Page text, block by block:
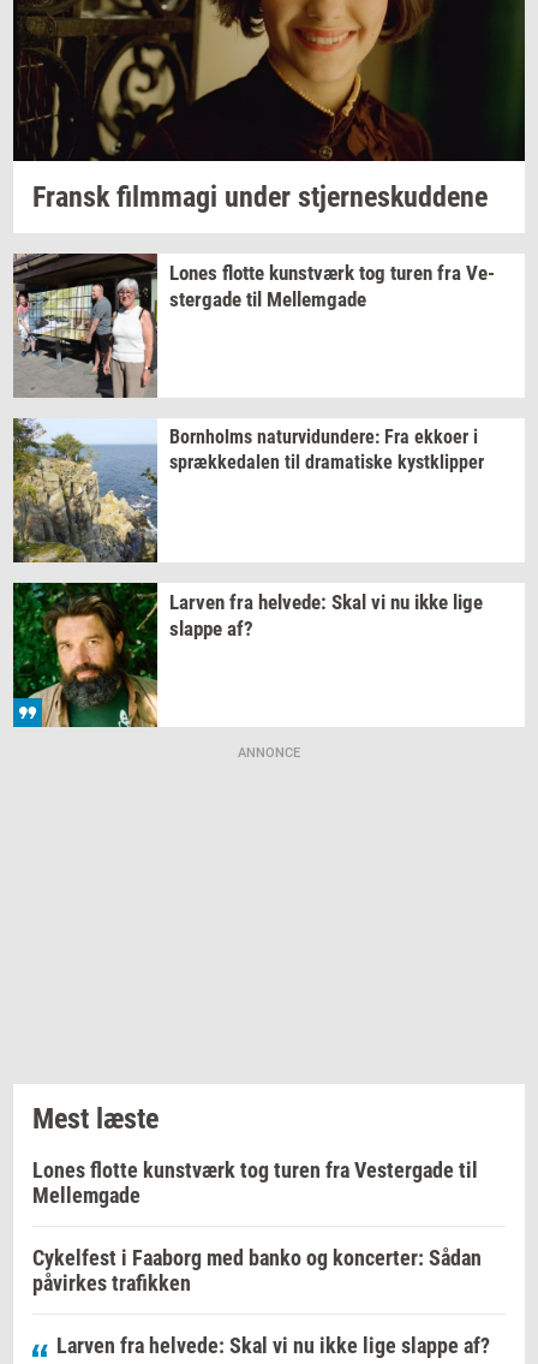
Fransk film­magi under stjer­neskud­de­ne
Lones flot­te kunst­værk tog turen fra Ve­
ster­ga­de til Mel­lem­ga­de
Born­holms na­tur­vi­dun­de­re: Fra ek­ko­er i
spræk­ke­da­len til dra­ma­ti­ske kyst­klip­per
Lar­ven fra hel­ve­de: Skal vi nu ikke lige
slap­pe af?
ANNONCE
Mest læste
Lones flotte kunstværk tog turen fra Vestergade til
Mellemgade
Cykelfest i Faaborg med banko og koncerter: Sådan
påvirkes trafikken
Larven fra helvede: Skal vi nu ikke lige slappe af?